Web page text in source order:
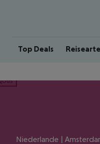
Top Deals
Niederlande |